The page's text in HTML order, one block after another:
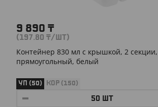
9 890 ₸
(197.80 ₸/ШТ)
Контейнер 830 мл с крышкой, 2 секции,
прямоугольный, белый
УП (50) КОР (150)